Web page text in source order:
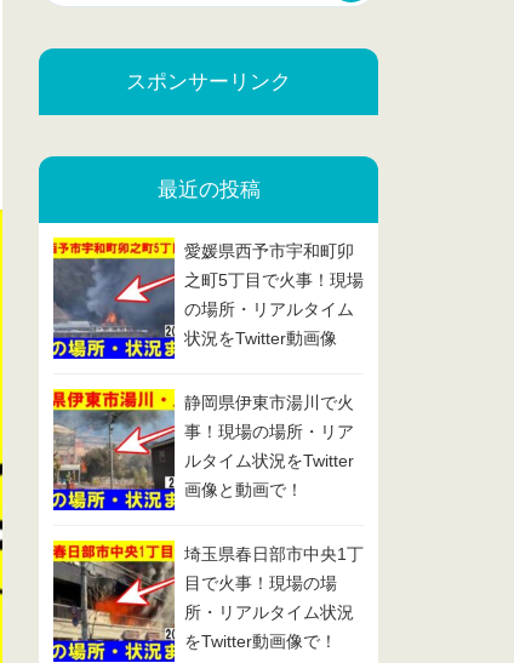
スポンサーリンク
最近の投稿
愛媛県西予市宇和町卯
之町5丁目で火事！現場
の場所・リアルタイム
状況をTwitter動画像
静岡県伊東市湯川で火
事！現場の場所・リア
ルタイム状況をTwitter
画像と動画で！
埼玉県春日部市中央1丁
目で火事！現場の場
所・リアルタイム状況
をTwitter動画像で！